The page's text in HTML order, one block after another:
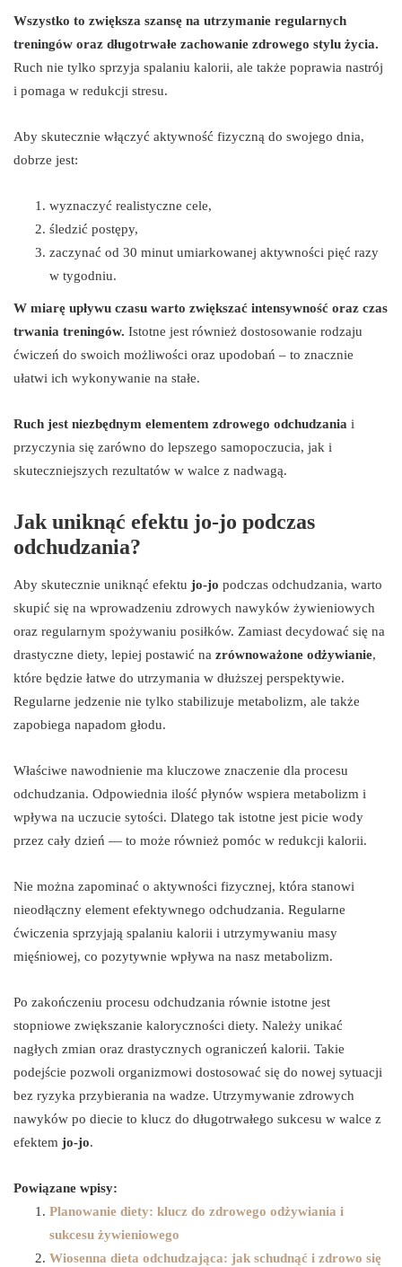
Wszystko to zwiększa szansę na utrzymanie regularnych
treningów oraz długotrwałe zachowanie zdrowego stylu życia.
Ruch nie tylko sprzyja spalaniu kalorii, ale także poprawia nastrój
i pomaga w redukcji stresu.
Aby skutecznie włączyć aktywność fizyczną do swojego dnia,
dobrze jest:
wyznaczyć realistyczne cele,
śledzić postępy,
zaczynać od 30 minut umiarkowanej aktywności pięć razy
w tygodniu.
W miarę upływu czasu warto zwiększać intensywność oraz czas
trwania treningów. Istotne jest również dostosowanie rodzaju
ćwiczeń do swoich możliwości oraz upodobań – to znacznie
ułatwi ich wykonywanie na stałe.
Ruch jest niezbędnym elementem zdrowego odchudzania i
przyczynia się zarówno do lepszego samopoczucia, jak i
skuteczniejszych rezultatów w walce z nadwagą.
Jak uniknąć efektu jo-jo podczas
odchudzania?
Aby skutecznie uniknąć efektu jo-jo podczas odchudzania, warto
skupić się na wprowadzeniu zdrowych nawyków żywieniowych
oraz regularnym spożywaniu posiłków. Zamiast decydować się na
drastyczne diety, lepiej postawić na zrównoważone odżywianie,
które będzie łatwe do utrzymania w dłuższej perspektywie.
Regularne jedzenie nie tylko stabilizuje metabolizm, ale także
zapobiega napadom głodu.
Właściwe nawodnienie ma kluczowe znaczenie dla procesu
odchudzania. Odpowiednia ilość płynów wspiera metabolizm i
wpływa na uczucie sytości. Dlatego tak istotne jest picie wody
przez cały dzień — to może również pomóc w redukcji kalorii.
Nie można zapominać o aktywności fizycznej, która stanowi
nieodłączny element efektywnego odchudzania. Regularne
ćwiczenia sprzyjają spalaniu kalorii i utrzymywaniu masy
mięśniowej, co pozytywnie wpływa na nasz metabolizm.
Po zakończeniu procesu odchudzania równie istotne jest
stopniowe zwiększanie kaloryczności diety. Należy unikać
nagłych zmian oraz drastycznych ograniczeń kalorii. Takie
podejście pozwoli organizmowi dostosować się do nowej sytuacji
bez ryzyka przybierania na wadze. Utrzymywanie zdrowych
nawyków po diecie to klucz do długotrwałego sukcesu w walce z
efektem jo-jo.
Powiązane wpisy:
Planowanie diety: klucz do zdrowego odżywiania i
sukcesu żywieniowego
Wiosenna dieta odchudzająca: jak schudnąć i zdrowo się